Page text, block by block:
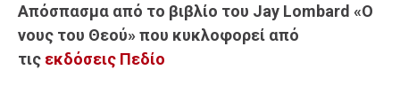
Απόσπασμα από το βιβλίο του Jay Lombard «Ο
νους του Θεού» που κυκλοφορεί από
τις εκδόσεις Πεδίο